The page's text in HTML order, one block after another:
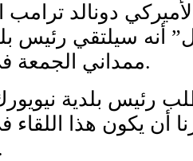
دونالد ترامب
أنه سيلتقي رئيس
ممداني الجمعة في المكتب البيضوي.
رئيس بلدية
أن يكون هذا